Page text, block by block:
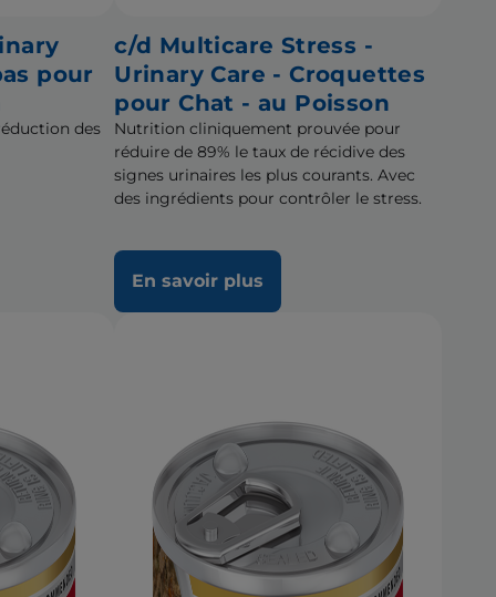
pour
des
c/d Multicare Stress -
Urinary Care - Croquettes
pour Chat - au Poisson
Nutrition cliniquement prouvée pour
réduire de 89% le taux de récidive des
signes urinaires les plus courants. Avec
des ingrédients pour contrôler le stress.
En savoir plus